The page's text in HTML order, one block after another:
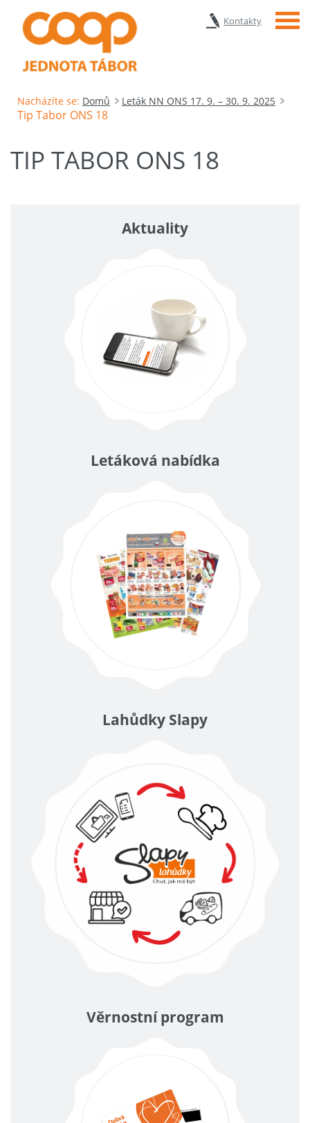
Kontakty Menu
Nacházíte se: Domů Leták NN ONS 17. 9. – 30. 9. 2025
Tip Tabor ONS 18
TIP TABOR ONS 18
Aktuality
Letáková nabídka
Lahůdky Slapy
Věrnostní program